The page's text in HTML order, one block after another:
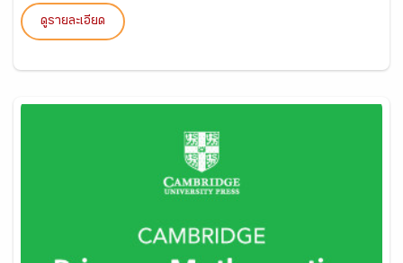
ดูรายละเอียด